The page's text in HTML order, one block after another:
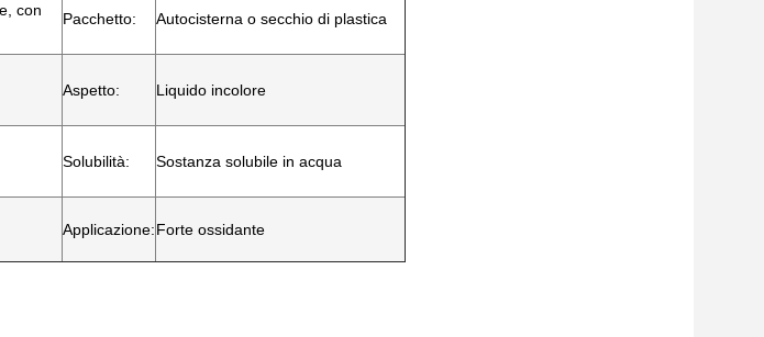
con
Pacchetto: Autocisterna o secchio di plastica
Aspetto: Liquido incolore
Solubilità: Sostanza solubile in acqua
Applicazione:Forte ossidante